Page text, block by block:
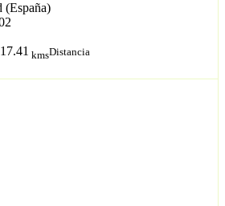
(España)
17.41 kmsDistancia